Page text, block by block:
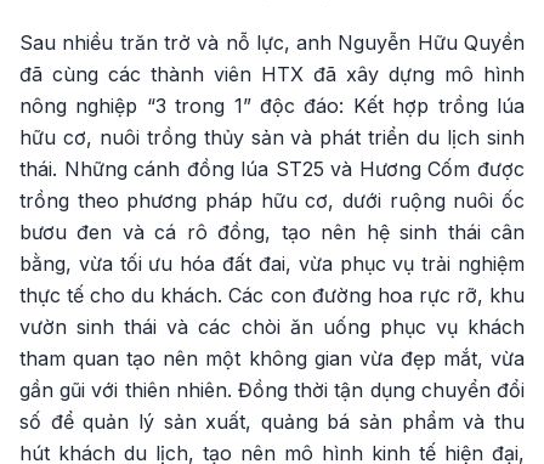
Sau nhiều trăn trở và nỗ lực, anh Nguyễn Hữu Quyền
đã cùng các thành viên HTX đã xây dựng mô hình
nông nghiệp “3 trong 1” độc đáo: Kết hợp trồng lúa
hữu cơ, nuôi trồng thủy sản và phát triển du lịch sinh
thái. Những cánh đồng lúa ST25 và Hương Cốm được
trồng theo phương pháp hữu cơ, dưới ruộng nuôi ốc
bươu đen và cá rô đồng, tạo nên hệ sinh thái cân
bằng, vừa tối ưu hóa đất đai, vừa phục vụ trải nghiệm
thực tế cho du khách. Các con đường hoa rực rỡ, khu
vườn sinh thái và các chòi ăn uống phục vụ khách
tham quan tạo nên một không gian vừa đẹp mắt, vừa
gần gũi với thiên nhiên. Đồng thời tận dụng chuyển đổi
số để quản lý sản xuất, quảng bá sản phẩm và thu
hút khách du lịch, tạo nên mô hình kinh tế hiện đại,